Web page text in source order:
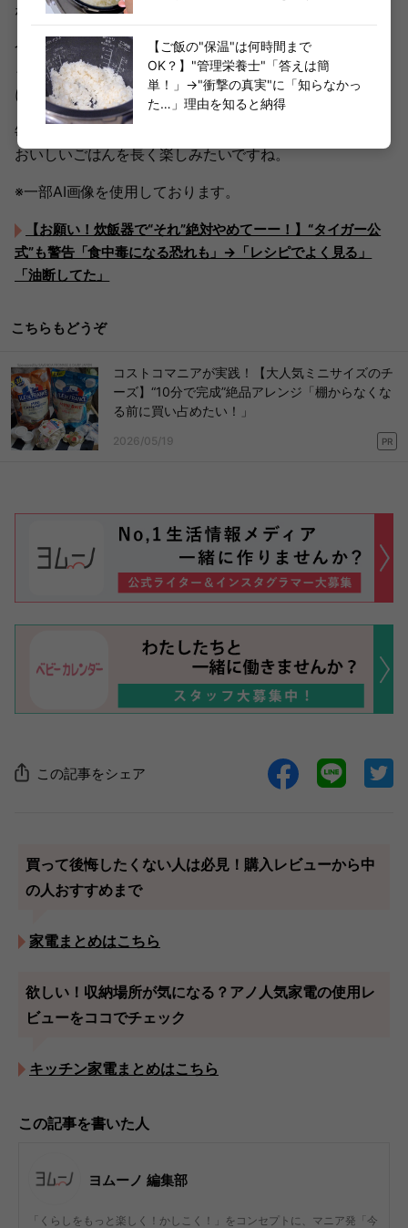
ないこと」の大切さです。
食器や金属製の器具と一緒に洗ったり、金属たわしでこす
ったりといった何気ない行動も、積み重なると劣化の原因
になることがあります。
毎日使う炊飯器だからこそ、少しだけ扱い方を見直して、
おいしいごはんを長く楽しみたいですね。
※一部AI画像を使用しております。
【お願い！炊飯器で“それ”絶対やめてーー！】“タイガー公
式”も警告「食中毒になる恐れも」→「レシピでよく見る」
「油断してた」
こちらもどうぞ
コストコマニアが実践！【大人気ミニサイズのチ
ーズ】“10分で完成”絶品アレンジ「棚からなくな
る前に買い占めたい！」
2026/05/19 PR
この記事をシェア
買って後悔したくない人は必見！購入レビューから中
の人おすすめまで
家電まとめはこちら
欲しい！収納場所が気になる？アノ人気家電の使用レ
ビューをココでチェック
キッチン家電まとめはこちら
この記事を書いた人
ヨムーノ 編集部
「くらしをもっと楽しく！かしこく！」をコンセプトに、マニア発「今
【ご飯の"保温"は何時間まで
OK？】"管理栄養士"「答えは簡
単！」→"衝撃の真実"に「知らなかっ
た…」理由を知ると納得